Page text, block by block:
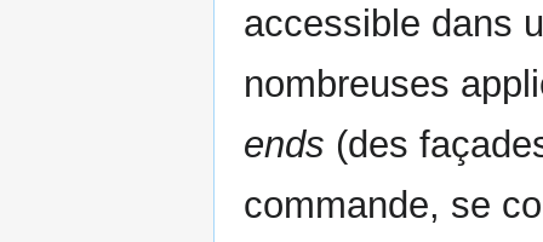
accessible dans
nombreuses
ends (des
commande, se